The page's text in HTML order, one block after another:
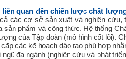
liên quan đến chiến lược chất
các cơ sở sản xuất và nghiên
sản phẩm và công thức. Hệ thống
của Tập đoàn (mô hình cốt lõi).
các kế hoạch đào tạo phù hợp
ngũ đa ngành (nghiên cứu và phát